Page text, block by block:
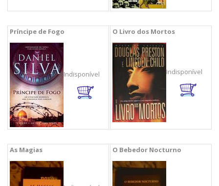
Príncipe de Fogo
Indisponível
O Livro dos Mortos
Indisponível
As Magias O Bebedor Nocturno